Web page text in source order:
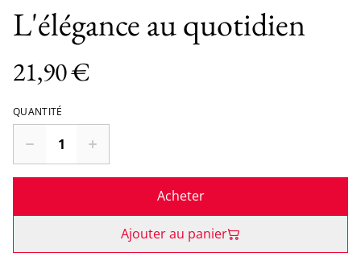
L'élégance au quotidien
21,90 €
QUANTITÉ
Acheter
Ajouter au panier